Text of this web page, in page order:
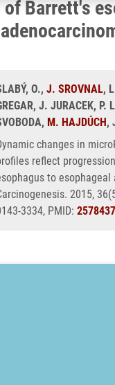
Barrett's
O., J. SROVNAL,
J. JURACEK, P.
M. HAJDÚCH,
changes in
reflect
to esophageal
2015,
3334, PMID: